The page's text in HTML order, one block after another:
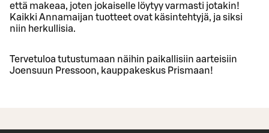
että makeaa, joten jokaiselle löytyy varmasti jotakin!
Kaikki Annamaijan tuotteet ovat käsintehtyjä, ja siksi
niin herkullisia.
Tervetuloa tutustumaan näihin paikallisiin aarteisiin
Joensuun Pressoon, kauppakeskus Prismaan!